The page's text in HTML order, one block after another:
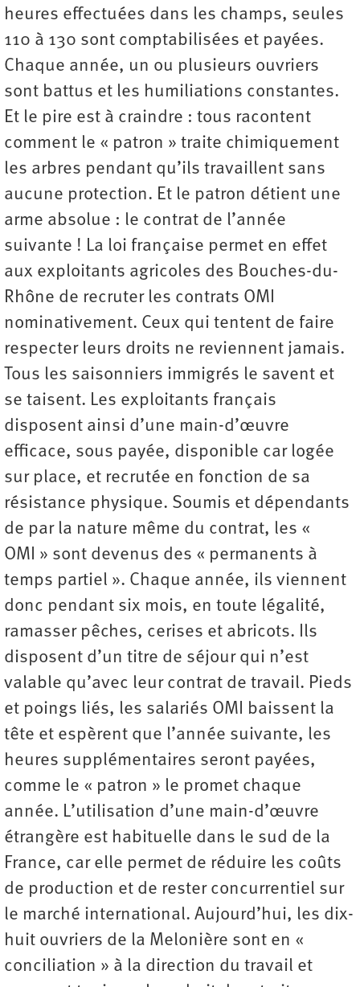
heures effectuées dans les champs, seules
110 à 130 sont comptabilisées et payées.
Chaque année, un ou plusieurs ouvriers
sont battus et les humiliations constantes.
Et le pire est à craindre : tous racontent
comment le « patron » traite chimiquement
les arbres pendant qu’ils travaillent sans
aucune protection. Et le patron détient une
arme absolue : le contrat de l’année
suivante ! La loi française permet en effet
aux exploitants agricoles des Bouches-du-
Rhône de recruter les contrats OMI
nominativement. Ceux qui tentent de faire
respecter leurs droits ne reviennent jamais.
Tous les saisonniers immigrés le savent et
se taisent. Les exploitants français
disposent ainsi d’une main-d’œuvre
efficace, sous payée, disponible car logée
sur place, et recrutée en fonction de sa
résistance physique. Soumis et dépendants
de par la nature même du contrat, les «
OMI » sont devenus des « permanents à
temps partiel ». Chaque année, ils viennent
donc pendant six mois, en toute légalité,
ramasser pêches, cerises et abricots. Ils
disposent d’un titre de séjour qui n’est
valable qu’avec leur contrat de travail. Pieds
et poings liés, les salariés OMI baissent la
tête et espèrent que l’année suivante, les
heures supplémentaires seront payées,
comme le « patron » le promet chaque
année. L’utilisation d’une main-d’œuvre
étrangère est habituelle dans le sud de la
France, car elle permet de réduire les coûts
de production et de rester concurrentiel sur
le marché international. Aujourd’hui, les dix-
huit ouvriers de la Melonière sont en «
conciliation » à la direction du travail et